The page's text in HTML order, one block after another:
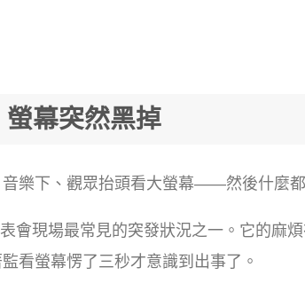
螢幕突然黑掉
樂下、觀眾抬頭看大螢幕——然後什麼都
會現場最常見的突發狀況之一。它的麻
看螢幕愣了三秒才意識到出事了。